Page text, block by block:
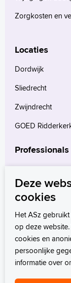
Zorgkosten en
Locaties
Dordwijk
Sliedrecht
Zwijndrecht
GOED
Professionals
Verwijzers
Deze
cookies
Het ASz
op deze
cookies en
persoonlijke
informatie over